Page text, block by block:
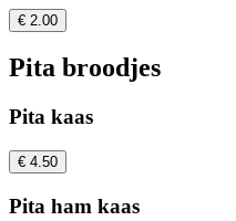
€ 2.00
Pita broodjes
Pita kaas
€ 4.50
Pita ham kaas